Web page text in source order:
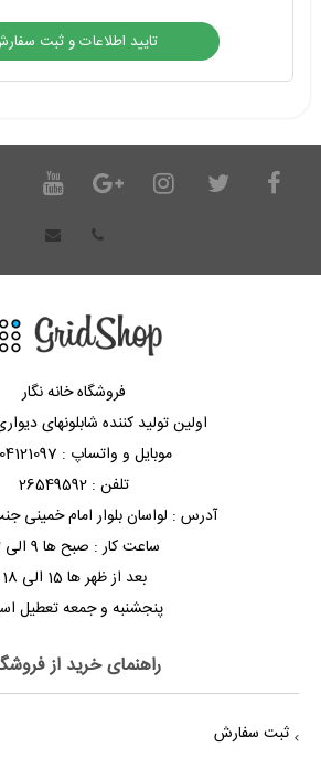
فروشگاه خانه نگار
اولین تولید کننده شابلونهای
موبایل و واتساپ : 09904121097
تلفن : 26549592
آدرس : لواسان بلوار امام خمینی
ساعت کار : صبح ها 9 الی 12
بعد از ظهر ها 15 الی 18
پنجشنبه و جمعه تعطیل
راهنمای خرید از
ثبت سفارش